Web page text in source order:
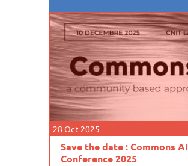
28 Oct 2025
Save the date : Commons AI
Conference 2025